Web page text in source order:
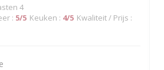
4
: 5/5 Keuken : 4/5 Kwaliteit / Prijs :